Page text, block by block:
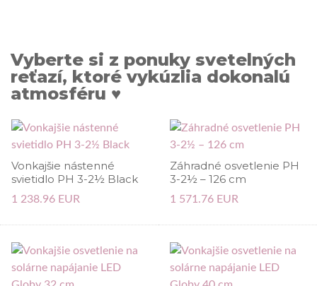
Vyberte si z ponuky svetelných
reťazí, ktoré vykúzlia dokonalú
atmosféru ♥
Vonkajšie nástenné
svietidlo PH 3-2½ Black
1 238.96 EUR
Záhradné osvetlenie PH
3-2½ – 126 cm
1 571.76 EUR